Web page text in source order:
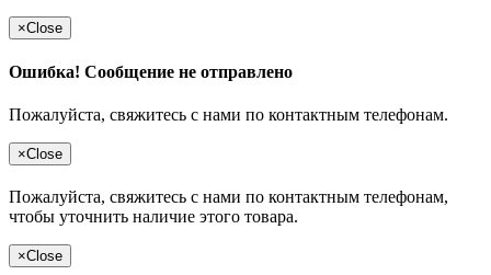
×Close
Ошибка! Сообщение не отправлено
Пожалуйста, свяжитесь с нами по контактным телефонам.
×Close
Пожалуйста, свяжитесь с нами по контактным телефонам,
чтобы уточнить наличие этого товара.
×Close